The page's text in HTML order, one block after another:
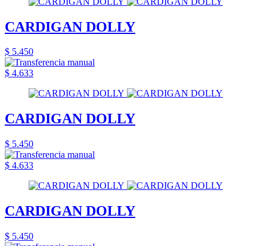
CARDIGAN DOLLY
$ 5.450
$ 4.633
CARDIGAN DOLLY
$ 5.450
$ 4.633
CARDIGAN DOLLY
$ 5.450